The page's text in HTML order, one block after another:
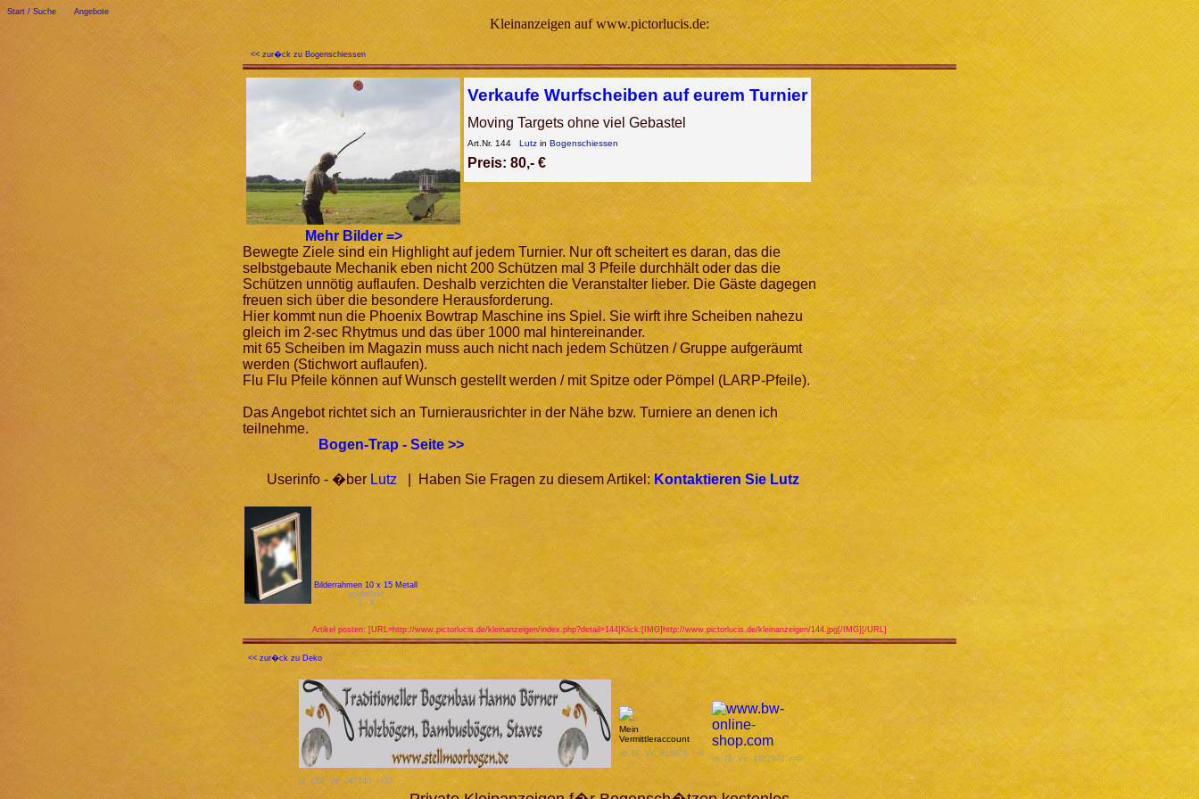
Start / Suche Angebote
Kleinanzeigen auf www.pictorlucis.de:
<< zur�ck zu Bogenschiessen
Mehr Bilder =>
Verkaufe Wurfscheiben auf eurem Turnier
Moving Targets ohne viel Gebastel
Art.Nr. 144 Lutz in Bogenschiessen
Preis: 80,- €
Bewegte Ziele sind ein Highlight auf jedem Turnier. Nur oft scheitert es daran, das die
selbstgebaute Mechanik eben nicht 200 Schützen mal 3 Pfeile durchhält oder das die
Schützen unnötig auflaufen. Deshalb verzichten die Veranstalter lieber. Die Gäste dagegen
freuen sich über die besondere Herausforderung.
Hier kommt nun die Phoenix Bowtrap Maschine ins Spiel. Sie wirft ihre Scheiben nahezu
gleich im 2-sec Rhytmus und das über 1000 mal hintereinander.
mit 65 Scheiben im Magazin muss auch nicht nach jedem Schützen / Gruppe aufgeräumt
werden (Stichwort auflaufen).
Flu Flu Pfeile können auf Wunsch gestellt werden / mit Spitze oder Pömpel (LARP-Pfeile).
Das Angebot richtet sich an Turnierausrichter in der Nähe bzw. Turniere an denen ich
teilnehme.
Bogen-Trap - Seite >>
Userinfo - �ber Lutz | Haben Sie Fragen zu diesem Artikel: Kontaktieren Sie Lutz
Bilderrahmen 10 x 15 Metall
goldeffekt
3,- €
Artikel posten: [URL=http://www.pictorlucis.de/kleinanzeigen/index.php?detail=144]Klick:[IMG]http://www.pictorlucis.de/kleinanzeigen/144.jpg[/IMG][/URL]
<< zur�ck zu Deko
id: 150 Vs: 947740 r=30
Mein
Vermittleraccount
id: 27 Vs: 818878 r=0
id: 78 Vs: 4862370 r=0